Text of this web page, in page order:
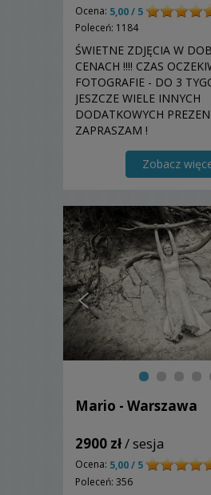
Ocena: 5,00 / 5
Poleceń: 1184
ŚWIETNE ZDJĘCIA W
CENACH !!!! CZAS
FOTOGRAFIE - DO 3
JESZCZE WIELE INNYCH
DODATKOWYCH
ZAPRASZAM !
Zobacz
Mario - Warszawa
2900 zł/ sesja
Ocena: 5,00 / 5
Poleceń: 356